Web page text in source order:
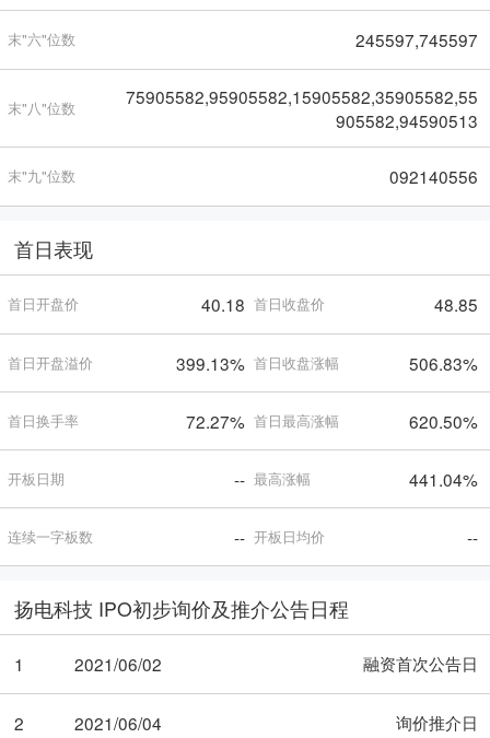
末"六"位数 245597,745597
末"八"位数
75905582,95905582,15905582,35905582,55
905582,94590513
末"九"位数 092140556
首日表现
首日开盘价 40.18 首日收盘价 48.85
首日开盘溢价 399.13% 首日收盘涨幅 506.83%
首日换手率 72.27% 首日最高涨幅 620.50%
开板日期 -- 最高涨幅 441.04%
连续一字板数 -- 开板日均价 --
扬电科技 IPO初步询价及推介公告日程
1 2021/06/02 融资首次公告日
2 2021/06/04 询价推介日